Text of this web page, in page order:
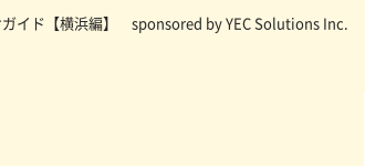
イド【横浜編】 sponsored by YEC Solutions Inc.